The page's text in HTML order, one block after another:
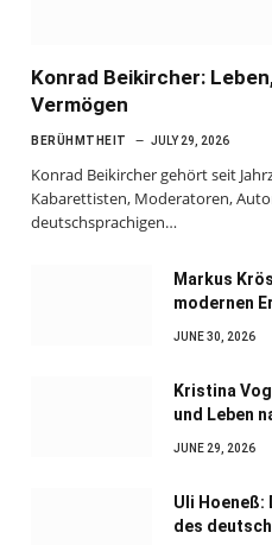
Konrad Beikircher:
Vermögen
BERÜHMTHEIT JULY 29, 2026
Konrad Beikircher gehört seit
Kabarettisten, Moderatoren,
deutschsprachigen…
Markus
modernen
JUNE 30, 2026
Kristina
und Leben
JUNE 29, 2026
Uli Hoeneß:
des